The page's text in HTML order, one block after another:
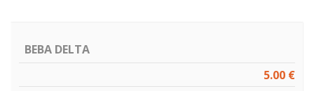
BEBA DELTA
5.00 €